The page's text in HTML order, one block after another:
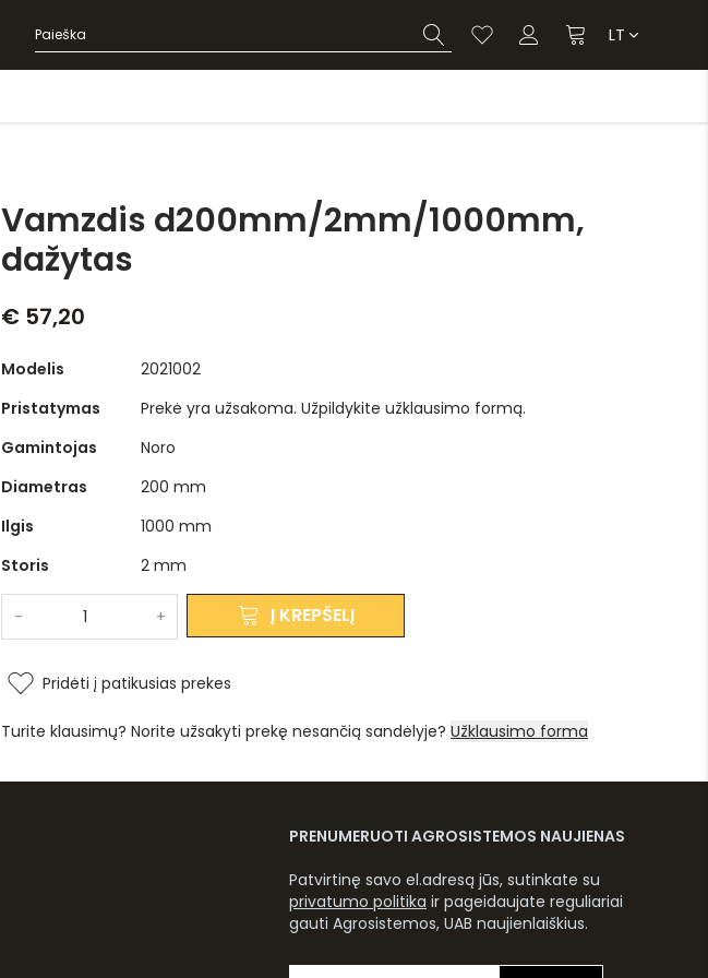
LT
Vamzdis d200mm/2mm/1000mm,
dažytas
€ 57,20
Modelis
2021002
Pristatymas
Prekė yra užsakoma. Užpildykite užklausimo formą.
Gamintojas
Noro
Diametras
200 mm
Ilgis
1000 mm
Storis
2 mm
- + Į KREPŠELĮ
Pridėti į patikusias prekes
Turite klausimų? Norite užsakyti prekę nesančią sandėlyje? Užklausimo forma
PRENUMERUOTI AGROSISTEMOS NAUJIENAS
Patvirtinę savo el.adresą jūs, sutinkate su
privatumo politika ir pageidaujate reguliariai
gauti Agrosistemos, UAB naujienlaiškius.